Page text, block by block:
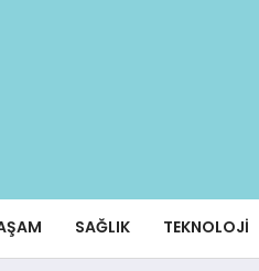
SAĞLIK TEKNOLOJI